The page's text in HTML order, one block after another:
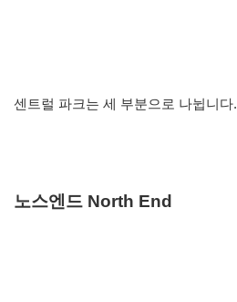
센트럴 파크는 세 부분으로 나뉩니다.
노스엔드 North End